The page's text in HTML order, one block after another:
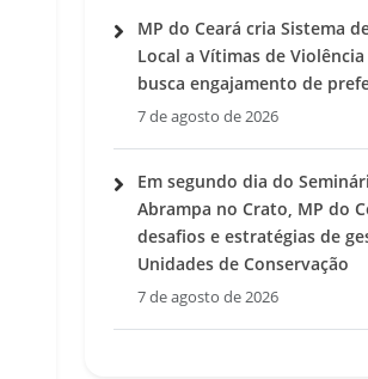
MP do Ceará cria Sistema
Local a Vítimas de Violência
busca engajamento de
7 de agosto de 2026
Em segundo dia do
Abrampa no Crato, MP do
desafios e estratégias de
Unidades de Conservação
7 de agosto de 2026